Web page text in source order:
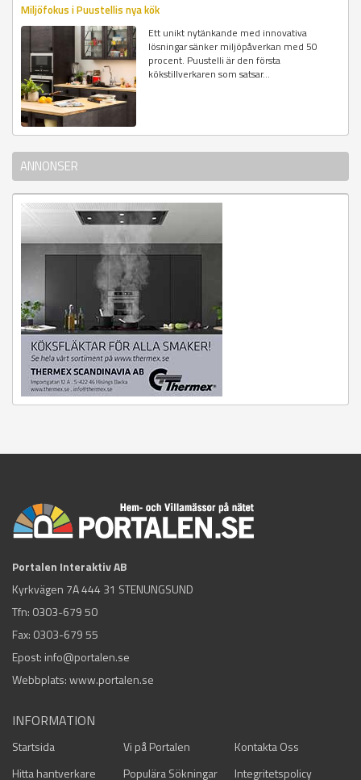
Miljöfokus i Puustellis nya kök
Ett unikt nytänkande med innovativa
lösningar sänker miljöpåverkan med 50
procent. Puustelli är den första
kökstillverkaren som satsar...
ANNONSER
Portalen Interaktiv AB
Kyrkvägen 7A 444 31 STENUNGSUND
Tfn: 0303-679 50
Fax: 0303-679 55
Epost: info@portalen.se
Webbplats: www.portalen.se
INFORMATION
Startsida Vi på Portalen
Kontakta Oss
Hitta hantverkare
Populära Sökningar Integritetspolicy